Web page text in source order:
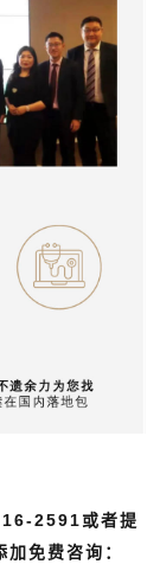
2591或者提
加免费咨询：